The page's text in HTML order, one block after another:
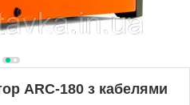
ARC-180 з кабелями